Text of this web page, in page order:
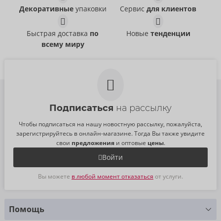
Декоративныеупаковки Сервисдля клиентов
Быстрая доставка по
всему миру
Новые тенденции
Подписаться на рассылку
Чтобы подписаться на нашу новостную рассылку, пожалуйста,
зарегистрируйтесь в онлайн-магазине. Тогда Вы также увидите
свои предложенияи оптовые цены.
Войти
Вы можете в любой момент отказаться от услуги.
Помощь